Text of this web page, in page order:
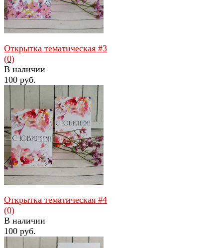
избранное сравнить
Открытка тематическая #3
(0)
В наличии
100 руб.
Открытка тематическая #4
(0)
В наличии
100 руб.